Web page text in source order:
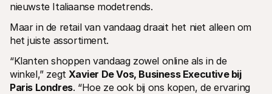
nieuwste Italiaanse modetrends.
Maar in de retail van vandaag draait het niet alleen om
het juiste assortiment.
“Klanten shoppen vandaag zowel online als in de
winkel,” zegt Xavier De Vos, Business Executive bij
Paris Londres. “Hoe ze ook bij ons kopen, de ervaring